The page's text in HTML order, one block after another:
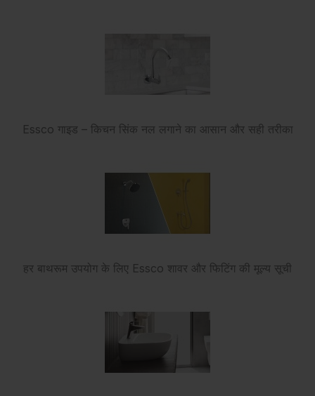
Essco गाइड – किचन सिंक नल लगाने का आसान और सही तरीका
हर बाथरूम उपयोग के लिए Essco शावर और फिटिंग की मूल्य सूची